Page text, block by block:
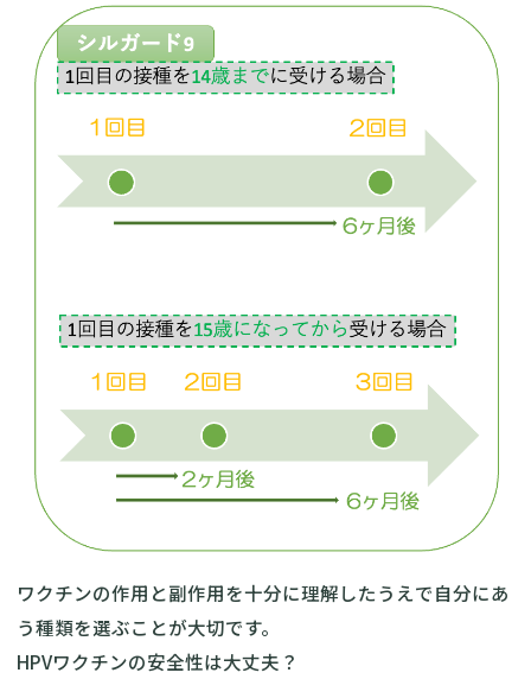
ワクチンの作用と副作用を十分に理解したうえで自分にあ
う種類を選ぶことが大切です。
HPVワクチンの安全性は大丈夫？